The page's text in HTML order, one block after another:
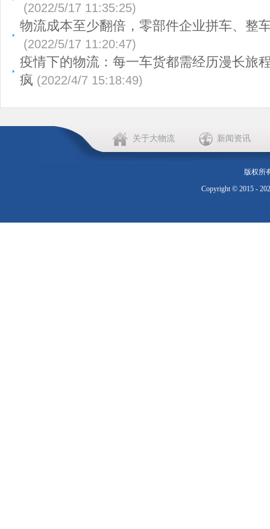
(2022/5/17 11:35:25)
物流成本至少翻倍，零部件企业拼车、整
(2022/5/17 11:20:47)
疫情下的物流：每一车货都需经历漫长旅
疯 (2022/4/7 15:18:49)
关于大物流 新闻资讯
版权所
Copyright © 2015 -